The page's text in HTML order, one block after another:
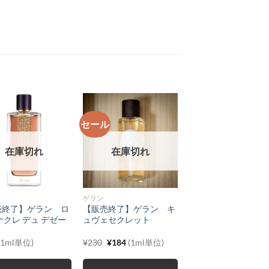
在庫切れ
終了】ゲラン ロ
クレ デュ デゼー
単位)
セール
在庫切れ
ゲラン
【販売終了】ゲラン キ
ュヴェセクレット
¥230 元
価
¥184現
在
の
(1ml単位)